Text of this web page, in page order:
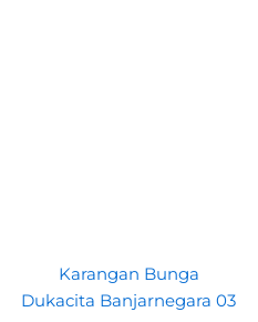
Karangan Bunga
Dukacita Banjarnegara 03